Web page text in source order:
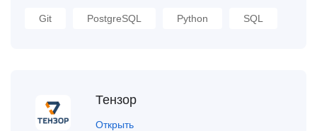
Git PostgreSQL Python SQL
Тензор
Открыть